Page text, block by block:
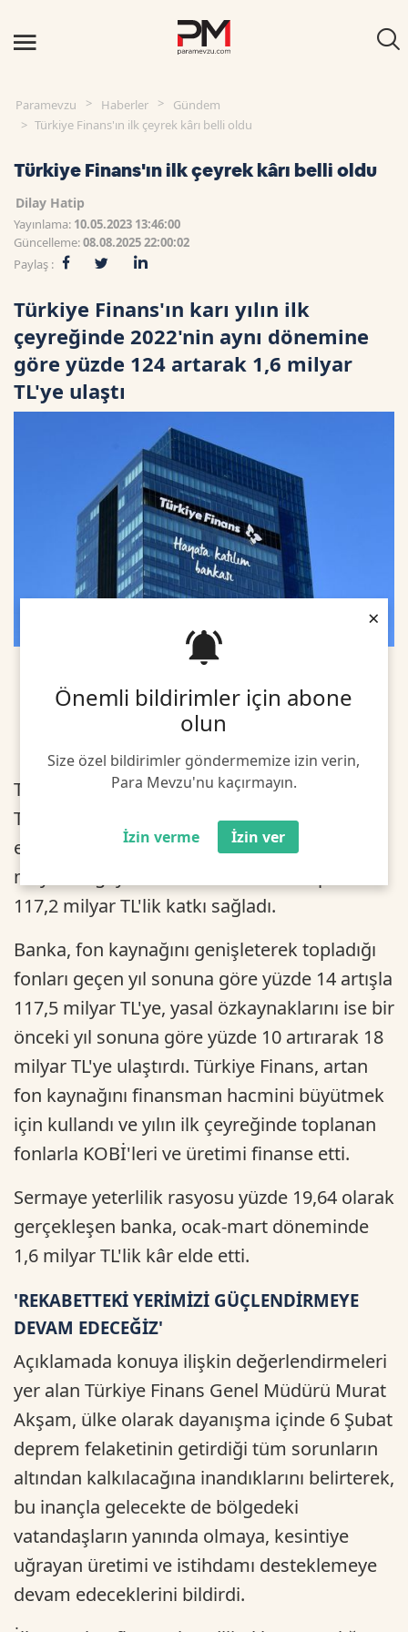
Önemli bildirimler için abone
olun
Size özel bildirimler göndermemize izin verin,
Para Mevzu'nu kaçırmayın.
İzin verme İzin ver
×
Paramevzu Haberler
Gündem
Türkiye Finans'ın ilk çeyrek kârı belli oldu
Türkiye Finans'ın ilk çeyrek kârı belli oldu
Dilay Hatip
Yayınlama: 10.05.2023 13:46:00
Güncelleme:08.08.2025 22:00:02
Paylaş :
Türkiye Finans'ın karı yılın ilk
çeyreğinde 2022'nin aynı dönemine
göre yüzde 124 artarak 1,6 milyar
TL'ye ulaştı
Türkiye Finans'tan yapılan açıklamaya göre,
Türkiye Finans, yılın ilk çeyreğinde milli
ekonomiye 94,9 milyar TL nakdi ve 22,3
milyar TL gayri nakdi olmak üzere toplam
117,2 milyar TL'lik katkı sağladı.
Banka, fon kaynağını genişleterek topladığı
fonları geçen yıl sonuna göre yüzde 14 artışla
117,5 milyar TL'ye, yasal özkaynaklarını ise bir
önceki yıl sonuna göre yüzde 10 artırarak 18
milyar TL'ye ulaştırdı. Türkiye Finans, artan
fon kaynağını finansman hacmini büyütmek
için kullandı ve yılın ilk çeyreğinde toplanan
fonlarla KOBİ'leri ve üretimi finanse etti.
Sermaye yeterlilik rasyosu yüzde 19,64 olarak
gerçekleşen banka, ocak-mart döneminde
1,6 milyar TL'lik kâr elde etti.
'REKABETTEKİ YERİMİZİ GÜÇLENDİRMEYE
DEVAM EDECEĞİZ'
Açıklamada konuya ilişkin değerlendirmeleri
yer alan Türkiye Finans Genel Müdürü Murat
Akşam, ülke olarak dayanışma içinde 6 Şubat
deprem felaketinin getirdiği tüm sorunların
altından kalkılacağına inandıklarını belirterek,
bu inançla gelecekte de bölgedeki
vatandaşların yanında olmaya, kesintiye
uğrayan üretimi ve istihdamı desteklemeye
devam edeceklerini bildirdi.